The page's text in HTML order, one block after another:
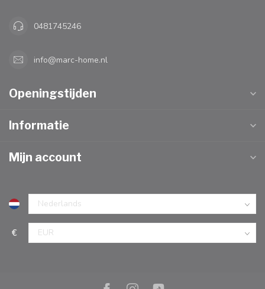
0481745246
info@marc-home.nl
Openingstijden
Informatie
Mijn account
€